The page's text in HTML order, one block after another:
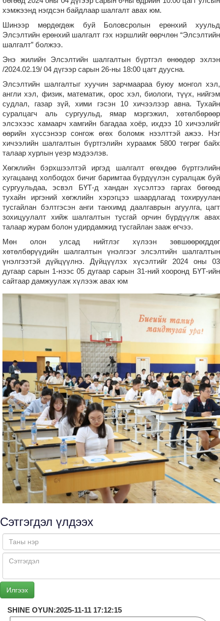
хэмжээнд нэгдсэн байдлаар шалгалт авах юм.
Шинээр мөрдөгдөж буй Боловсролын ерөнхий хуульд
Элсэлтийн ерөнхий шалгалт гэх нэршлийг өөрчлөн “Элсэлтийн
шалгалт” болжээ.
Энэ жилийн Элсэлтийн шалгалтын бүртгэл өнөөдөр эхлэн
/2024.02.19/ 04 дүгээр сарын 26-ны 18:00 цагт дуусна.
Элсэлтийн шалгалтыг хуучин зарчмаараа буюу монгол хэл,
англи хэл, физик, математик, орос хэл, биологи, түүх, нийгэм
судлал, газар зүй, хими гэсэн 10 хичээлээр авна. Тухайн
суралцагч аль сургуульд, ямар мэргэжил, хөтөлбөрөөр
элсэхээс хамаарч хамгийн багадаа хоёр, ихдээ 10 хичээлийг
өөрийн хүссэнээр сонгож өгөх боломж нээлттэй ажээ. Нэг
хичээлийн шалгалтын бүртгэлийн хураамж 5800 төгрөг байх
талаар хурлын үеэр мэдээлэв.
Хөгжлийн бэрхшээлтэй иргэд шалгалт өгөхдөө бүртгэлийн
хугацаанд холбогдох бичиг баримтаа бүрдүүлэн суралцаж буй
сургуульдаа, эсвэл БҮТ-д хандан хүсэлтээ гаргах бөгөөд
тухайн иргэний хөгжлийн хэрэгцээ шаардлагад тохируулан
тусгайлан бэлтгэсэн анги танхимд даалгаврын агуулга, цагт
зохицуулалт хийж шалгалтын тусгай орчин бүрдүүлж авах
талаар журам болон удирдамжид тусгайлан зааж өгчээ.
Мөн олон улсад нийтлэг хүлээн зөвшөөрөгддөг
хөтөлбөрүүдийн шалгалтын үнэлгээг элсэлтийн шалгалтын
үнэлгээтэй дүйцүүлнэ. Дүйцүүлэх хүсэлтийг 2024 оны 03
дугаар сарын 1-нээс 05 дугаар сарын 31-ний хооронд БҮТ-ийн
сайтаар дамжуулаж хүлээж авах юм
Сэтгэгдэл үлдээх
SHINE OYUN:2025-11-11 17:12:15